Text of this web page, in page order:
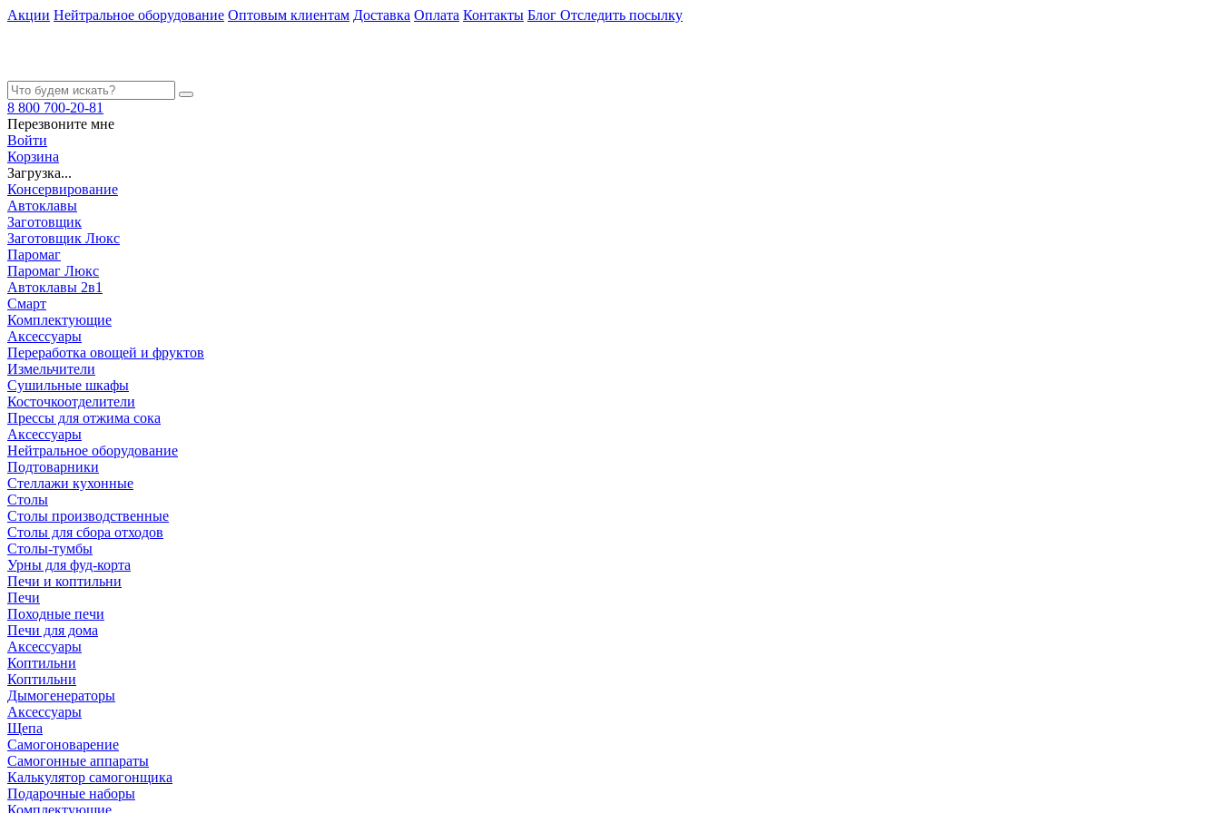
Акции Нейтральное оборудование Оптовым клиентам Доставка Оплата Контакты Блог Отследить посылку
8 800 700-20-81
Перезвоните мне
Войти
Корзина
Загрузка...
Консервирование
Автоклавы
Заготовщик
Заготовщик Люкс
Паромаг
Паромаг Люкс
Автоклавы 2в1
Смарт
Комплектующие
Аксессуары
Переработка овощей и фруктов
Измельчители
Сушильные шкафы
Косточкоотделители
Прессы для отжима сока
Аксессуары
Нейтральное оборудование
Подтоварники
Стеллажи кухонные
Столы
Столы производственные
Столы для сбора отходов
Столы-тумбы
Урны для фуд-корта
Печи и коптильни
Печи
Походные печи
Печи для дома
Аксессуары
Коптильни
Коптильни
Дымогенераторы
Аксессуары
Щепа
Самогоноварение
Самогонные аппараты
Калькулятор самогонщика
Подарочные наборы
Комплектующие